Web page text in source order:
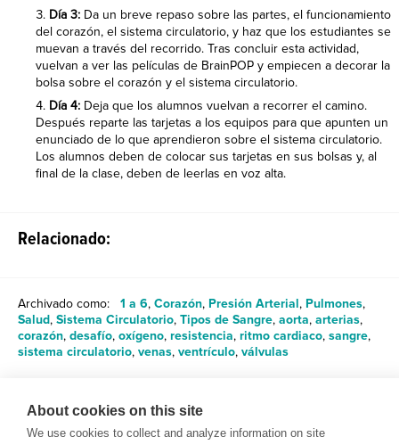
Día 3: Da un breve repaso sobre las partes, el funcionamiento
del corazón, el sistema circulatorio, y haz que los estudiantes se
muevan a través del recorrido. Tras concluir esta actividad,
vuelvan a ver las películas de BrainPOP y empiecen a decorar la
bolsa sobre el corazón y el sistema circulatorio.
Día 4: Deja que los alumnos vuelvan a recorrer el camino.
Después reparte las tarjetas a los equipos para que apunten un
enunciado de lo que aprendieron sobre el sistema circulatorio.
Los alumnos deben de colocar sus tarjetas en sus bolsas y, al
final de la clase, deben de leerlas en voz alta.
Relacionado:
Archivado como: 1 a 6, Corazón, Presión Arterial, Pulmones,
Salud, Sistema Circulatorio, Tipos de Sangre, aorta, arterias,
corazón, desafío, oxígeno, resistencia, ritmo cardiaco, sangre,
sistema circulatorio, venas, ventrículo, válvulas
Compartir
About cookies on this site
We use cookies to collect and analyze information on site